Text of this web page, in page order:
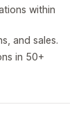
within
and sales.
in 50+